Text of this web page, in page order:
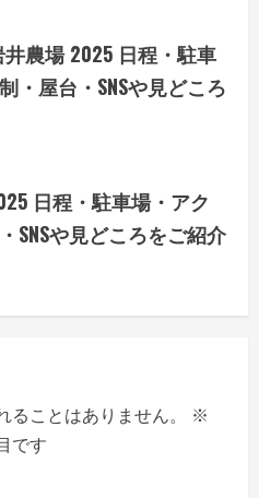
農場 2025 日程・駐車
・屋台・SNSや見どころ
日程・駐車場・アク
SNSや見どころをご紹介
ことはありません。
※
です